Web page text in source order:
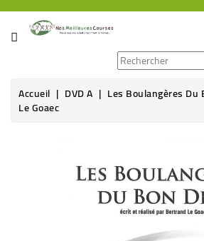
CATÉGORIE
ÉPICERIE
Accueil DVD A Les Boulangères
Le Goaec